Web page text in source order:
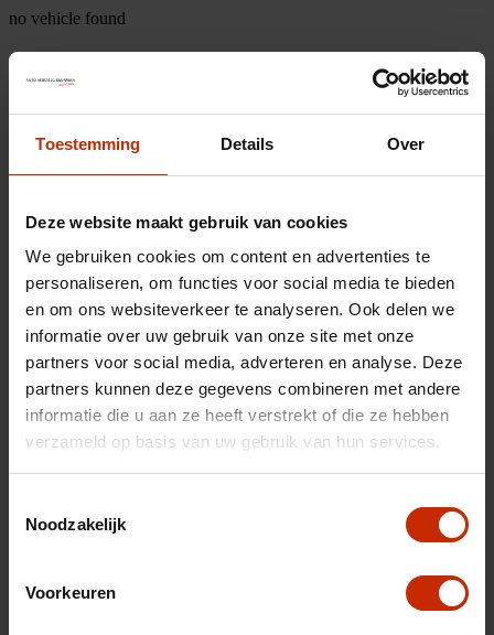
Toestemming Details Over
Deze website maakt gebruik van cookies
We gebruiken cookies om content en advertenties te
personaliseren, om functies voor social media te bieden
en om ons websiteverkeer te analyseren. Ook delen we
informatie over uw gebruik van onze site met onze
partners voor social media, adverteren en analyse. Deze
partners kunnen deze gegevens combineren met andere
informatie die u aan ze heeft verstrekt of die ze hebben
verzameld op basis van uw gebruik van hun services.
Noodzakelijk
Voorkeuren
no vehicle found